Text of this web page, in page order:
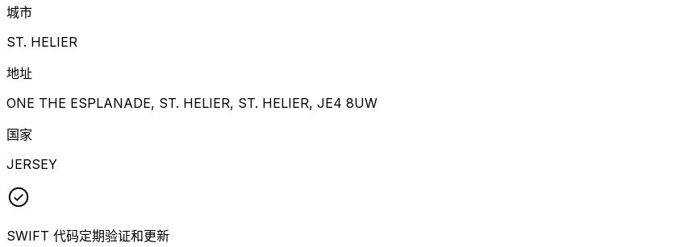
城市
ST. HELIER
地址
ONE THE ESPLANADE, ST. HELIER, ST. HELIER, JE4 8UW
国家
JERSEY
SWIFT 代码定期验证和更新